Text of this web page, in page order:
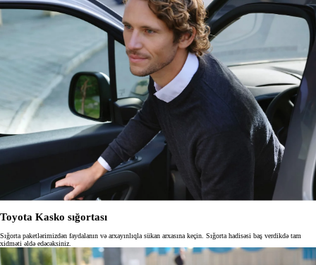
Toyota Kasko sığortası
Sığorta paketlərimizdən faydalanın və arxayınlıqla sükan arxasına keçin. Sığorta hadisəsi baş verdikdə tam
xidməti əldə edəcəksiniz.